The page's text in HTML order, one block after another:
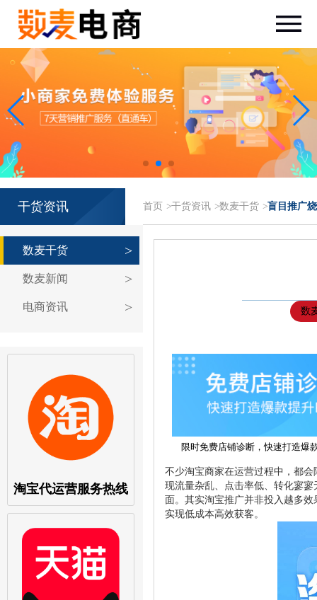
干货资讯
数麦干货
数麦新闻
电商资讯
淘宝代运营服务热线
首页 >干货资讯 >数麦干货 >盲目推广
数
限时免费店铺诊断，快速打造爆
不少淘宝商家在运营过程中，都
现流量杂乱、点击率低、转化寥
面。其实淘宝推广并非投入越多
实现低成本高效获客。